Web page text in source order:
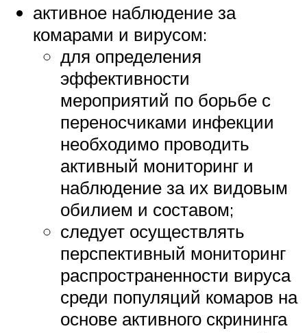
активное наблюдение за
комарами и вирусом:
для определения
эффективности
мероприятий по борьбе с
переносчиками инфекции
необходимо проводить
активный мониторинг и
наблюдение за их видовым
обилием и составом;
следует осуществлять
перспективный мониторинг
распространенности вируса
среди популяций комаров на
основе активного скрининга